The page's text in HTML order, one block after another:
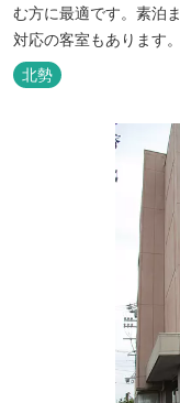
む方に最適です。素泊
対応の客室もあります。
北勢